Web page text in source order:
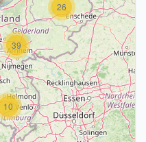
26
39
10